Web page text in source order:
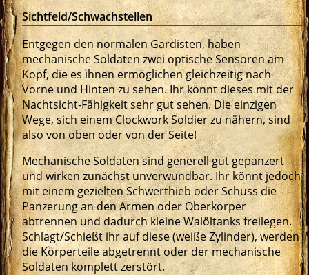
Sichtfeld/Schwachstellen
Entgegen den normalen Gardisten, haben
mechanische Soldaten zwei optische Sensoren am
Kopf, die es ihnen ermöglichen gleichzeitig nach
Vorne und Hinten zu sehen. Ihr könnt dieses mit der
Nachtsicht-Fähigkeit sehr gut sehen. Die einzigen
Wege, sich einem Clockwork Soldier zu nähern, sind
also von oben oder von der Seite!
Mechanische Soldaten sind generell gut gepanzert
und wirken zunächst unverwundbar. Ihr könnt jedoch
mit einem gezielten Schwerthieb oder Schuss die
Panzerung an den Armen oder Oberkörper
abtrennen und dadurch kleine Walöltanks freilegen.
Schlagt/Schießt ihr auf diese (weiße Zylinder), werden
die Körperteile abgetrennt oder der mechanische
Soldaten komplett zerstört.